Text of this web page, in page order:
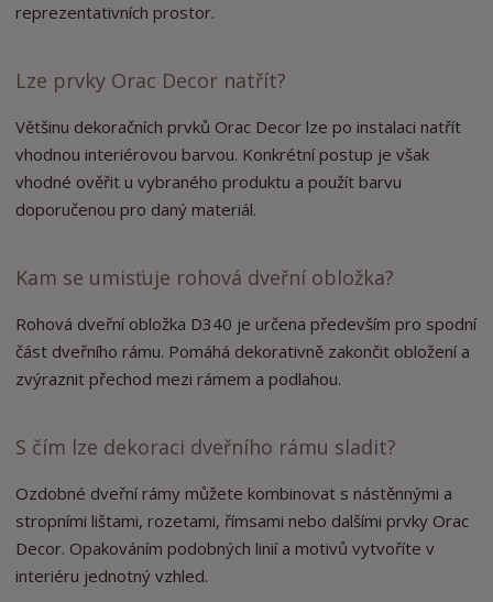
reprezentativních prostor.
Lze prvky Orac Decor natřít?
Většinu dekoračních prvků Orac Decor lze po instalaci natřít
vhodnou interiérovou barvou. Konkrétní postup je však
vhodné ověřit u vybraného produktu a použít barvu
doporučenou pro daný materiál.
Kam se umisťuje rohová dveřní obložka?
Rohová dveřní obložka D340 je určena především pro spodní
část dveřního rámu. Pomáhá dekorativně zakončit obložení a
zvýraznit přechod mezi rámem a podlahou.
S čím lze dekoraci dveřního rámu sladit?
Ozdobné dveřní rámy můžete kombinovat s nástěnnými a
stropními lištami, rozetami, římsami nebo dalšími prvky Orac
Decor. Opakováním podobných linií a motivů vytvoříte v
interiéru jednotný vzhled.